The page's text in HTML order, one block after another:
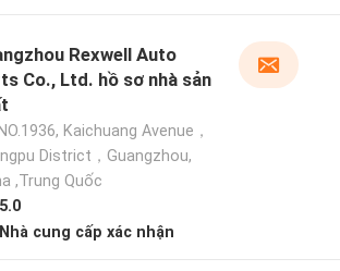
Rexwell Auto
Co., Ltd. hồ sơ nhà sản
NO.1936, Kaichuang Avenue，
District，Guangzhou,
,Trung Quốc
5.0
Nhà cung cấp xác nhận